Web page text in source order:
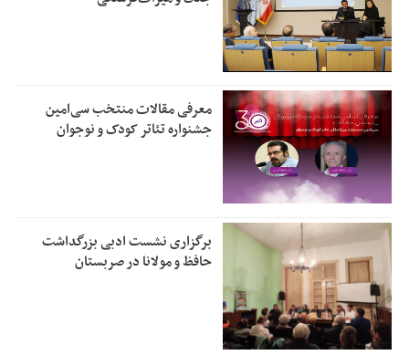
معرفی مقالات منتخب سی‌امین
جشنواره تئاتر کودک و نوجوان
برگزاری نشست ادبی بزرگداشت
حافظ و مولانا در صربستان